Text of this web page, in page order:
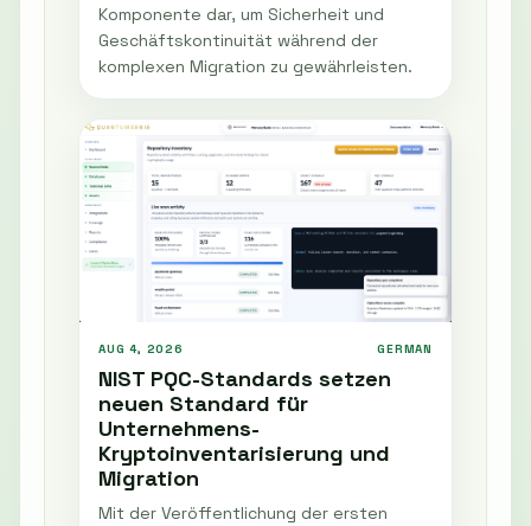
Komponente dar, um Sicherheit und
Geschäftskontinuität während der
komplexen Migration zu gewährleisten.
AUG 4, 2026 GERMAN
NIST PQC-Standards setzen
neuen Standard für
Unternehmens-
Kryptoinventarisierung und
Migration
Mit der Veröffentlichung der ersten